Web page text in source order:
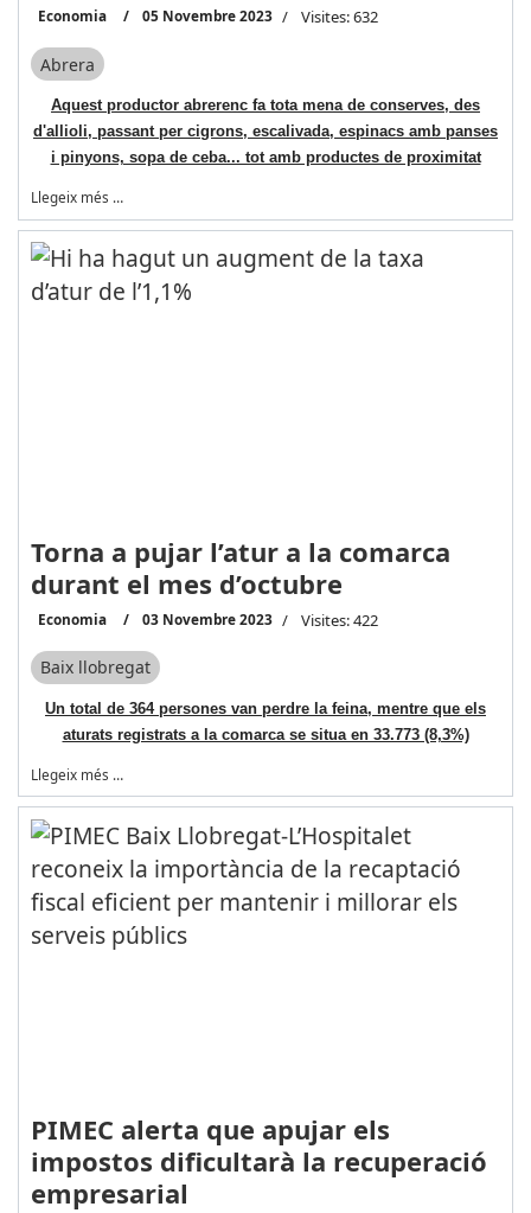
Economia 05 Novembre 2023 Visites: 632
Abrera
Aquest productor abrerenc fa tota mena de conserves, des
d'allioli, passant per cigrons, escalivada, espinacs amb panses
i pinyons, sopa de ceba... tot amb productes de proximitat
Llegeix més …
Torna a pujar l’atur a la comarca
durant el mes d’octubre
Economia 03 Novembre 2023 Visites: 422
Baix llobregat
Un total de 364 persones van perdre la feina, mentre que els
aturats registrats a la comarca se situa en 33.773 (8,3%)
Llegeix més …
PIMEC alerta que apujar els
impostos dificultarà la recuperació
empresarial